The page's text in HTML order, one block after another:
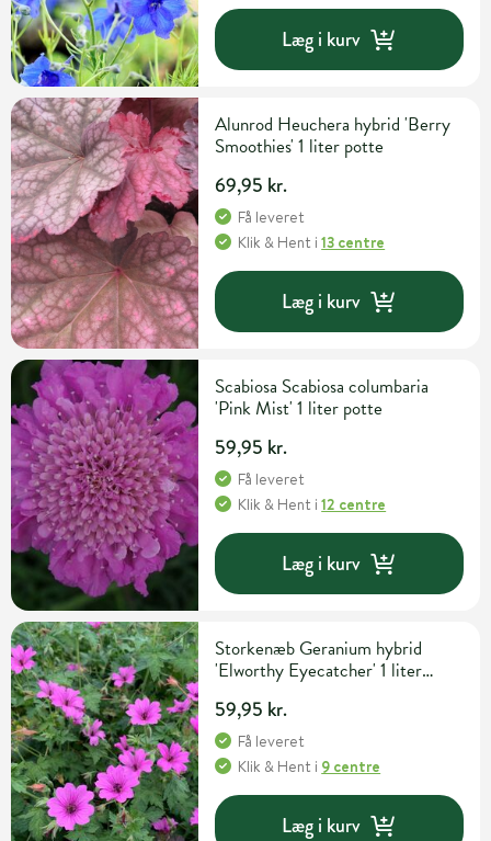
Læg i kurv
Alunrod Heuchera hybrid 'Berry
Smoothies' 1 liter potte
69,95 kr.
Få leveret
Klik & Hent i13 centre
Læg i kurv
Scabiosa Scabiosa columbaria
'Pink Mist' 1 liter potte
59,95 kr.
Få leveret
Klik & Hent i12 centre
Læg i kurv
Storkenæb Geranium hybrid
'Elworthy Eyecatcher' 1 liter
59,95 kr.
Få leveret
Klik & Hent i 9 centre
Læg i kurv